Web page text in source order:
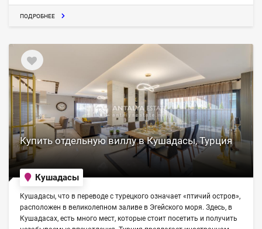
ПОДРОБНЕЕ
Купить отдельную виллу в Кушадасы, Турция
Кушадасы
Кушадасы, что в переводе с турецкого означает «птичий остров»,
расположен в великолепном заливе в Эгейского моря. Здесь, в
Кушадасах, есть много мест, которые стоит посетить и получить